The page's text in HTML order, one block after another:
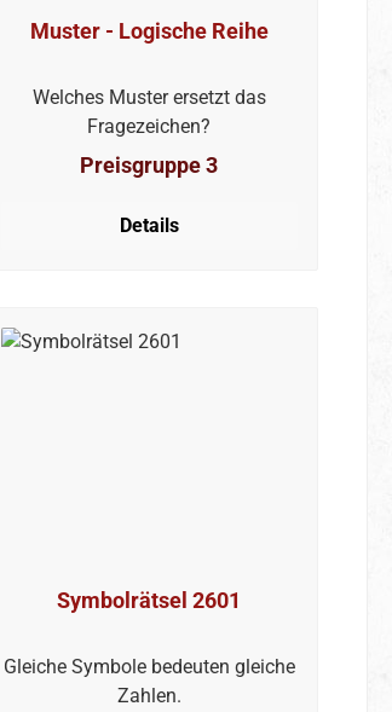
Muster - Logische Reihe
Welches Muster ersetzt das
Fragezeichen?
Preisgruppe 3
Details
Symbolrätsel 2601
Gleiche Symbole bedeuten gleiche
Zahlen.